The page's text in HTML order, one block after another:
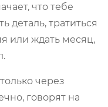
что тебе
деталь, тратиться
или ждать месяц,
через
говорят на